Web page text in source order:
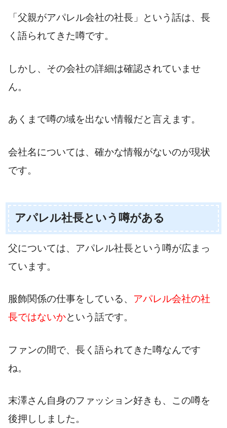
「父親がアパレル会社の社長」という話は、長
く語られてきた噂です。
しかし、その会社の詳細は確認されていませ
ん。
あくまで噂の域を出ない情報だと言えます。
会社名については、確かな情報がないのが現状
です。
アパレル社長という噂がある
父については、アパレル社長という噂が広まっ
ています。
服飾関係の仕事をしている、 アパレル会社の社
長ではないかという話です。
ファンの間で、長く語られてきた噂なんです
ね。
末澤さん自身のファッション好きも、この噂を
後押ししました。